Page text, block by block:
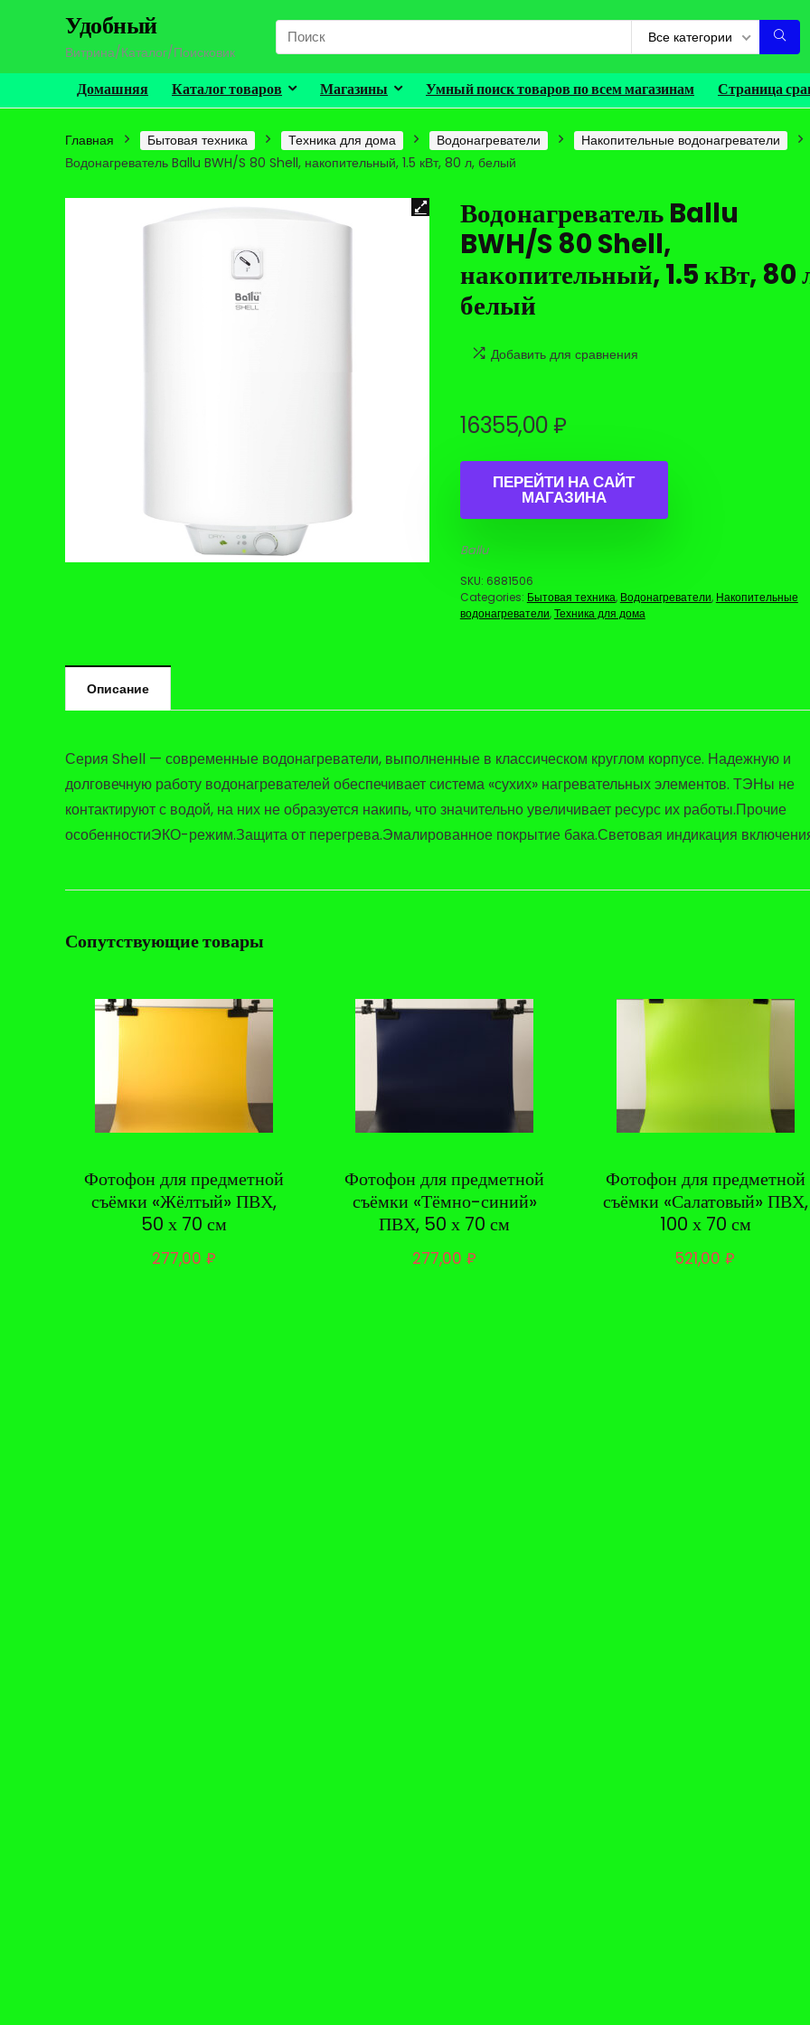
Удобный
Витрина/Каталог/Поисковик
Search
for:
Все категории
Домашняя Каталог товаров Магазины Умный поиск товаров по всем магазинам Страница
Главная Бытовая техника Техника для дома Водонагреватели
Накопительные водонагреватели
Водонагреватель Ballu BWH/S 80 Shell, накопительный, 1.5 кВт, 80 л, белый
Водонагреватель Ballu
BWH/S 80 Shell,
накопительный, 1.5 кВт, 80
белый
Добавить для сравнения
16355,00₽
ПЕРЕЙТИ НА САЙТ
МАГАЗИНА
Ballu
SKU: 6881506
Categories: Бытовая техника, Водонагреватели, Накопительные
водонагреватели,Техника для дома
Описание
Серия Shell — современные водонагреватели, выполненные в классическом круглом корпусе. Надежную и
долговечную работу водонагревателей обеспечивает система «сухих» нагревательных элементов. ТЭНы не
контактируют с водой, на них не образуется накипь, что значительно увеличивает ресурс их работы.Прочие
особенностиЭКО-режим.Защита от перегрева.Эмалированное покрытие бака.Световая индикация
Сопутствующие товары
Фотофон для предметной
съёмки «Жёлтый» ПВХ,
50 х 70 см
277,00₽
Фотофон для предметной
съёмки «Тёмно-синий»
ПВХ, 50 х 70 см
277,00₽
Фотофон для предметной
съёмки «Салатовый» ПВХ,
100 х 70 см
521,00₽